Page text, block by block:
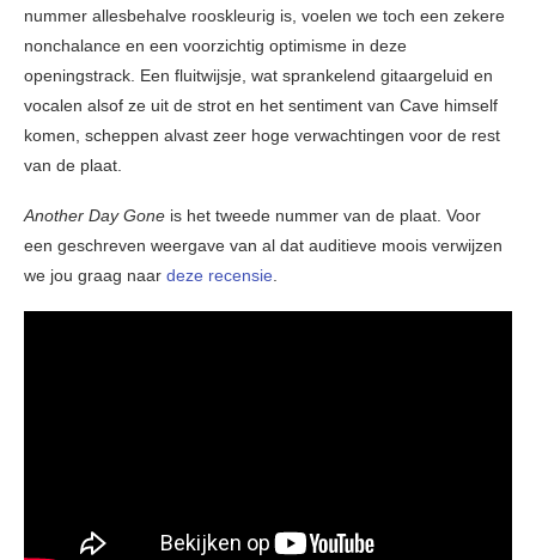
nummer allesbehalve rooskleurig is, voelen we toch een zekere
nonchalance en een voorzichtig optimisme in deze
openingstrack. Een fluitwijsje, wat sprankelend gitaargeluid en
vocalen alsof ze uit de strot en het sentiment van Cave himself
komen, scheppen alvast zeer hoge verwachtingen voor de rest
van de plaat.
Another Day Gone is het tweede nummer van de plaat. Voor
een geschreven weergave van al dat auditieve moois verwijzen
we jou graag naar deze recensie.